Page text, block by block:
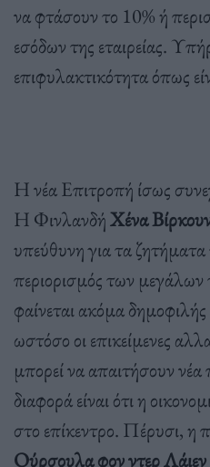
να φτάσουν το 10% ή
εσόδων της εταιρείας.
επιφυλακτικότητα όπως
Η νέα Επιτροπή ίσως
Η ΦινλανδήΧένα
υπεύθυνη για τα
περιορισμός των μεγάλων
φαίνεται ακόμα
ωστόσο οι επικείμενες
μπορεί να απαιτήσουν
διαφορά είναι ότι η
στο επίκεντρο. Πέρυσι, η
Ούρσουλα φον ντερ Λάιεν